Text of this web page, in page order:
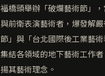
福橋頭舉辦「破爛藝術節」
與前衛表演藝術者，爆發解
節」與「台北國際後工業藝
集結各領域的地下藝術工作
揚其藝術理念。